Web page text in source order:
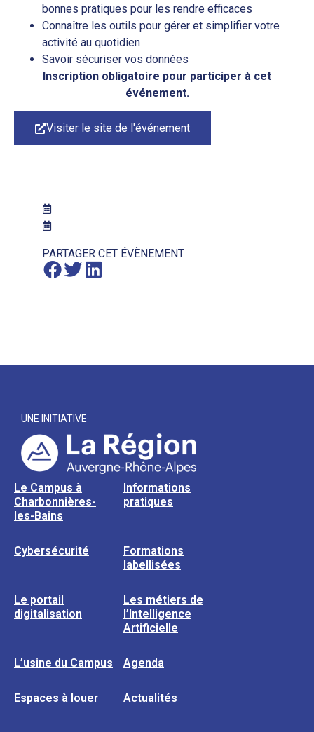
bonnes pratiques pour les rendre efficaces
Connaître les outils pour gérer et simplifier votre
activité au quotidien
Savoir sécuriser vos données
Inscription obligatoire pour participer à cet
événement.
Visiter le site de l'événement
PARTAGER CET ÉVÈNEMENT
UNE INITIATIVE
Le Campus à
Charbonnières-
les-Bains
Informations
pratiques
Cybersécurité
Formations
labellisées
Le portail
digitalisation
Les métiers de
l’Intelligence
Artificielle
L’usine du Campus Agenda
Espaces à louer Actualités